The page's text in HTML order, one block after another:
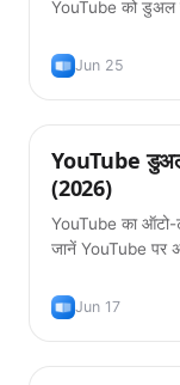
YouTube को डुअल
Jun 25
टिप्स
YouTube
(2026)
YouTube का ऑटो-
जानें YouTube पर
Jun 17